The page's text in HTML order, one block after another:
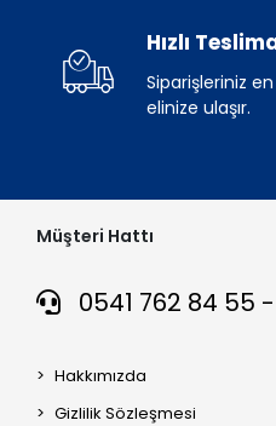
Hızlı
Siparişleriniz
elinize ulaşır.
Müşteri Hattı
0541 762 84 55
Hakkımızda
Gizlilik Sözleşmesi